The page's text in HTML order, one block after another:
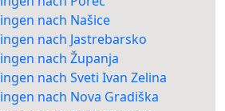
nach Našice
nach Jastrebarsko
nach Županja
nach Sveti Ivan Zelina
nach Nova Gradiška